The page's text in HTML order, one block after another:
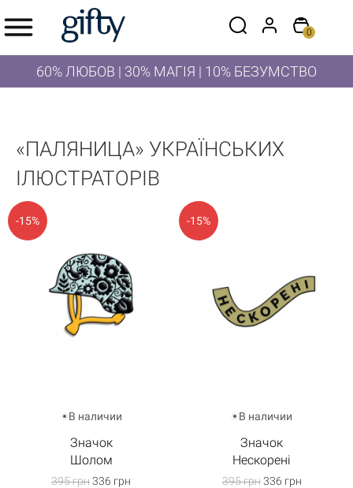
0
60% ЛЮБОВ | 30% МАГІЯ | 10% БЕЗУМСТВО
«‎ПАЛЯНИЦА»‎ УКРАЇНСЬКИХ
ІЛЮСТРАТОРІВ
-15%
В наличии
Значок
Шолом
395 грн336 грн
-15%
В наличии
Значок
Нескорені
395 грн336 грн